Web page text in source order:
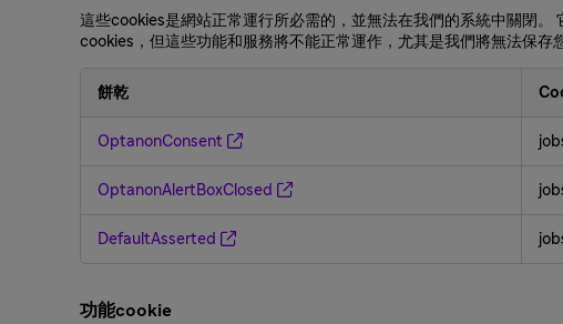
這些cookies是網站正常運行所必需的，並無法在我們的系統中關閉
cookies，但這些功能和服務將不能正常運作，尤其是我們將無法保
cookie
餅乾
OptanonConsent
OptanonAlertBoxClosed
DefaultAsserted
功能cookie